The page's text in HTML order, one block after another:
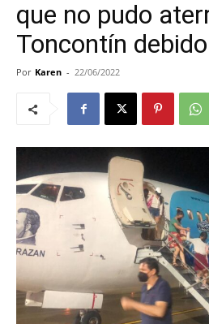
que no pudo
Toncontín
Por Karen - 22/06/2022